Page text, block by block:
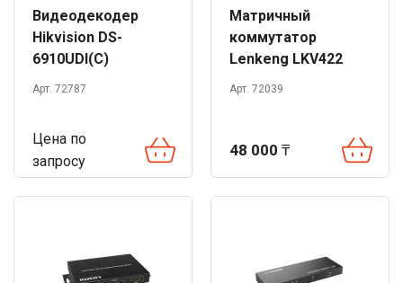
Видеодекодер
Hikvision DS-
6910UDI(C)
Арт. 72787
Цена по
запросу
Матричный
коммутатор
Lenkeng LKV422
(4K, 4x2)
Арт. 72039
48 000 ₸